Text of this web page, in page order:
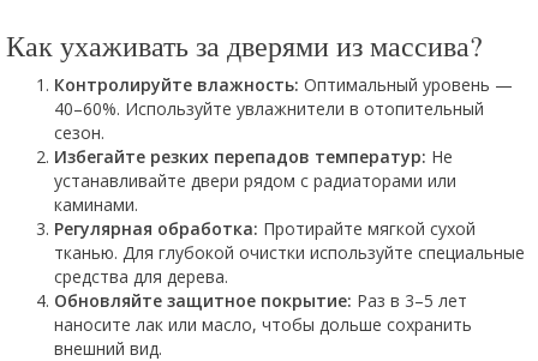
Как ухаживать за дверями из массива?
Контролируйте влажность: Оптимальный уровень —
40–60%. Используйте увлажнители в отопительный
сезон.
Избегайте резких перепадов температур: Не
устанавливайте двери рядом с радиаторами или
каминами.
Регулярная обработка: Протирайте мягкой сухой
тканью. Для глубокой очистки используйте специальные
средства для дерева.
Обновляйте защитное покрытие: Раз в 3–5 лет
наносите лак или масло, чтобы дольше сохранить
внешний вид.